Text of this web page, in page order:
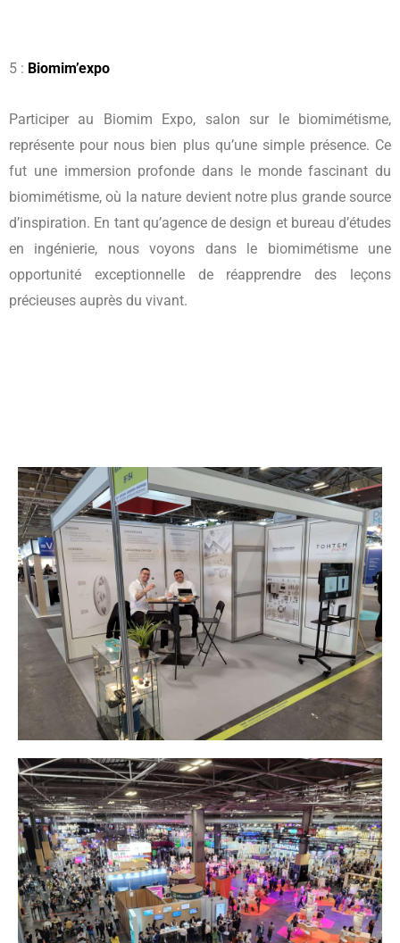
5 : Biomim’expo
Participer au Biomim Expo, salon sur le biomimétisme,
représente pour nous bien plus qu’une simple présence. Ce
fut une immersion profonde dans le monde fascinant du
biomimétisme, où la nature devient notre plus grande source
d’inspiration. En tant qu’agence de design et bureau d’études
en ingénierie, nous voyons dans le biomimétisme une
opportunité exceptionnelle de réapprendre des leçons
précieuses auprès du vivant.